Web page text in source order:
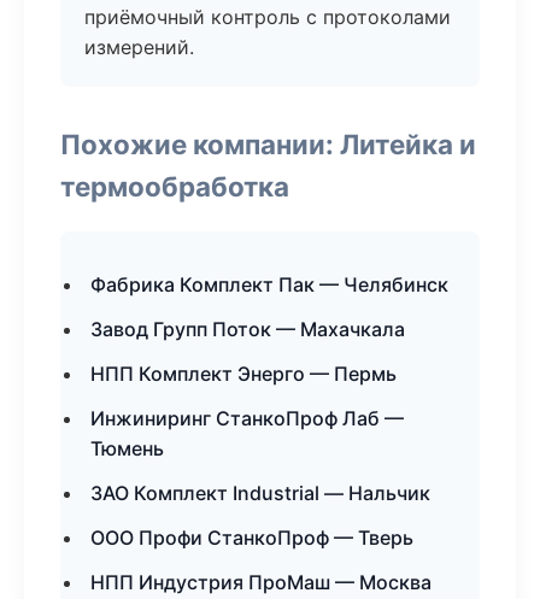
приёмочный контроль с протоколами
измерений.
Похожие компании: Литейка и
термообработка
Фабрика Комплект Пак — Челябинск
Завод Групп Поток — Махачкала
НПП Комплект Энерго — Пермь
Инжиниринг СтанкоПроф Лаб —
Тюмень
ЗАО Комплект Industrial — Нальчик
ООО Профи СтанкоПроф — Тверь
НПП Индустрия ПроМаш — Москва